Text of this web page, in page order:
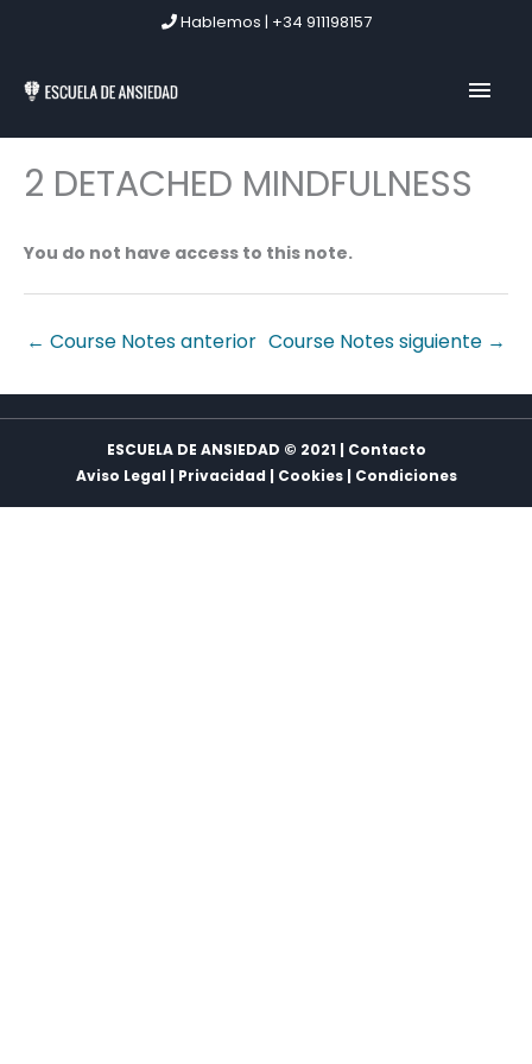
Hablemos | +34 911198157
2 DETACHED MINDFULNESS
You do not have access to this note.
← Course Notes anterior Course Notes siguiente →
ESCUELA DE ANSIEDAD © 2021 | Contacto
Aviso Legal | Privacidad | Cookies| Condiciones